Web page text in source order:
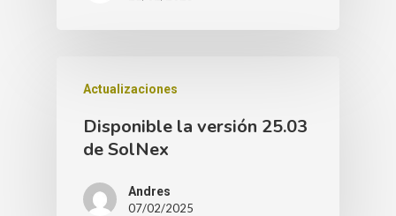
Actualizaciones
Disponible la versión 25.03
de SolNex
Andres
07/02/2025